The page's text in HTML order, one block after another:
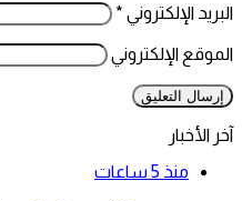
البريد الإلكتروني *
الموقع الإلكتروني
آخر الأخبار
منذ 5 ساعات